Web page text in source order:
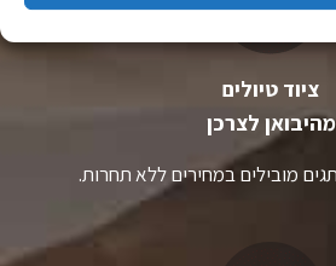
ציוד טיולים
מהיבואן לצרכן
מובילים במחירים ללא תחרות.